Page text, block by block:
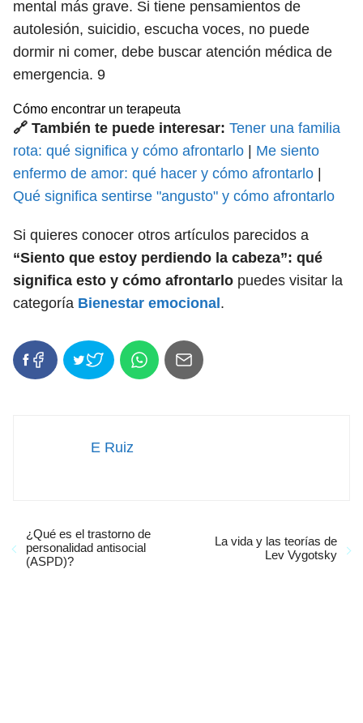
mental más grave. Si tiene pensamientos de
autolesión, suicidio, escucha voces, no puede
dormir ni comer, debe buscar atención médica de
emergencia. 9
Cómo encontrar un terapeuta
🔗 También te puede interesar: Tener una familia
rota: qué significa y cómo afrontarlo
Me siento
enfermo de amor: qué hacer y cómo afrontarlo
Qué significa sentirse "angusto" y cómo afrontarlo
Si quieres conocer otros artículos parecidos a
“Siento que estoy perdiendo la cabeza”: qué
significa esto y cómo afrontarlo puedes visitar la
categoría Bienestar emocional .
E Ruiz
¿Qué es el trastorno de
personalidad antisocial
(ASPD)?
La vida y las teorías de
Lev Vygotsky